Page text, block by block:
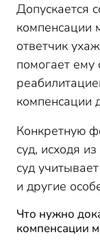
Допускается
компенсации
ответчик
помогает ему
компенсации
Конкретную
суд, исходя
суд
и другие
Что нужно
компенсации